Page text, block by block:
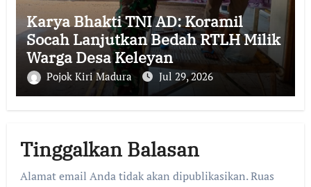
Karya Bhakti TNI AD: Koramil
Socah Lanjutkan Bedah RTLH Milik
Warga Desa Keleyan
Pojok Kiri Madura Jul 29, 2026
Tinggalkan Balasan
Alamat email Anda tidak akan dipublikasikan.Ruas